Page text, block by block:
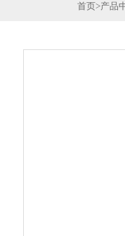
首页>产品